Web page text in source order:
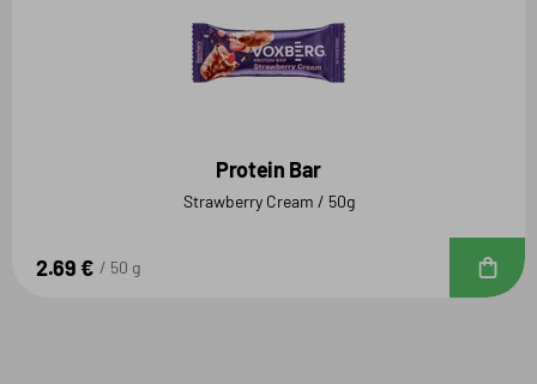
Protein Bar
Strawberry Cream / 50g
2.69 € 50 g